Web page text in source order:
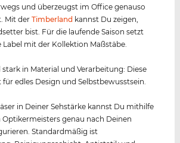
und überzeugst im Office genauso
Mit derTimberland kannst Du zeigen,
bist. Für die laufende Saison setzt
mit der Kollektion Maßstäbe.
in Material und Verarbeitung: Diese
für edles Design und Selbstbewusstsein.
in Deiner Sehstärke kannst Du mithilfe
Optikermeisters genau nach Deinen
Standardmäßig ist